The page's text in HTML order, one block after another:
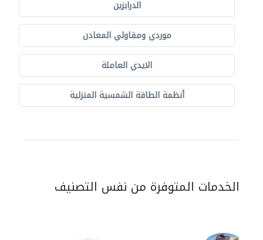
الدرابزين
موردي ومقاولي المعادن
الايدي العاملة
أنظمة الطاقة الشمسية المنزلية
الخدمات المتوفرة من نفس التصنيف